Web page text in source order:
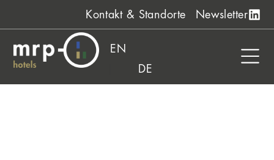
Kontakt & Standorte Newsletter
EN
DE